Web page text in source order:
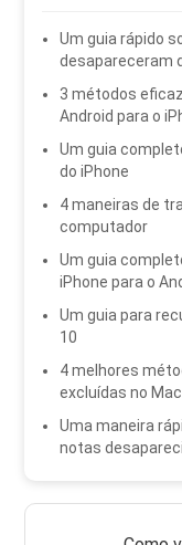
Um guia rápido
desapareceram
3 métodos
Android para o
Um guia
do iPhone
4 maneiras de
computador
Um guia
iPhone para o
Um guia para
10
4 melhores
excluídas no Mac
Uma maneira
notas